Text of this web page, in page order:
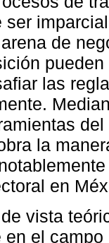
ser
de
las
la
en
vista
en el